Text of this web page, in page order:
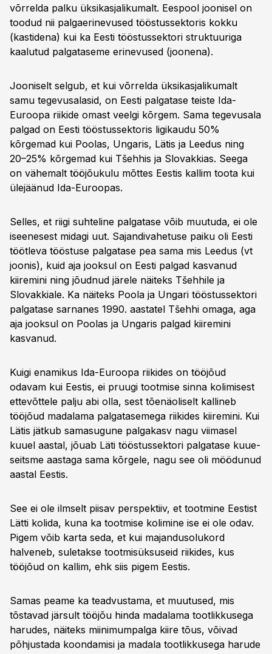
võrrelda palku üksikasjalikumalt. Eespool joonisel on
toodud nii palgaerinevused tööstussektoris kokku
(kastidena) kui ka Eesti tööstussektori struktuuriga
kaalutud palgataseme erinevused (joonena).
Jooniselt selgub, et kui võrrelda üksikasjalikumalt
samu tegevusalasid, on Eesti palgatase teiste Ida-
Euroopa riikide omast veelgi kõrgem. Sama tegevusala
palgad on Eesti tööstussektoris ligikaudu 50%
kõrgemad kui Poolas, Ungaris, Lätis ja Leedus ning
20–25% kõrgemad kui Tšehhis ja Slovakkias. Seega
on vähemalt tööjõukulu mõttes Eestis kallim toota kui
ülejäänud Ida-Euroopas.
Selles, et riigi suhteline palgatase võib muutuda, ei ole
iseenesest midagi uut. Sajandivahetuse paiku oli Eesti
töötleva tööstuse palgatase pea sama mis Leedus (vt
joonis), kuid aja jooksul on Eesti palgad kasvanud
kiiremini ning jõudnud järele näiteks Tšehhile ja
Slovakkiale. Ka näiteks Poola ja Ungari tööstussektori
palgatase sarnanes 1990. aastatel Tšehhi omaga, aga
aja jooksul on Poolas ja Ungaris palgad kiiremini
kasvanud.
Kuigi enamikus Ida-Euroopa riikides on tööjõud
odavam kui Eestis, ei pruugi tootmise sinna kolimisest
ettevõttele palju abi olla, sest tõenäoliselt kallineb
tööjõud madalama palgatasemega riikides kiiremini. Kui
Lätis jätkub samasugune palgakasv nagu viimasel
kuuel aastal, jõuab Läti tööstussektori palgatase kuue-
seitsme aastaga sama kõrgele, nagu see oli möödunud
aastal Eestis.
See ei ole ilmselt piisav perspektiiv, et tootmine Eestist
Lätti kolida, kuna ka tootmise kolimine ise ei ole odav.
Pigem võib karta seda, et kui majandusolukord
halveneb, suletakse tootmisüksuseid riikides, kus
tööjõud on kallim, ehk siis pigem Eestis.
Samas peame ka teadvustama, et muutused, mis
tõstavad järsult tööjõu hinda madalama tootlikkusega
harudes, näiteks miinimumpalga kiire tõus, võivad
põhjustada koondamisi ja madala tootlikkusega harude